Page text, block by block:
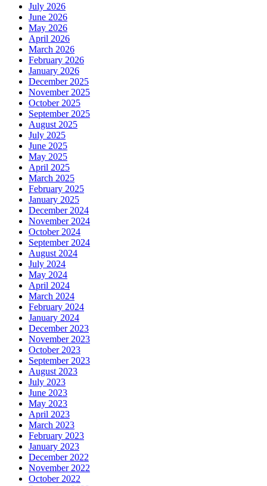
July 2026
June 2026
May 2026
April 2026
March 2026
February 2026
January 2026
December 2025
November 2025
October 2025
September 2025
August 2025
July 2025
June 2025
May 2025
April 2025
March 2025
February 2025
January 2025
December 2024
November 2024
October 2024
September 2024
August 2024
July 2024
May 2024
April 2024
March 2024
February 2024
January 2024
December 2023
November 2023
October 2023
September 2023
August 2023
July 2023
June 2023
May 2023
April 2023
March 2023
February 2023
January 2023
December 2022
November 2022
October 2022